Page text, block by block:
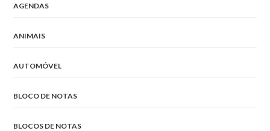
AGENDAS
ANIMAIS
AUTOMÓVEL
BLOCO DE NOTAS
BLOCOS DE NOTAS